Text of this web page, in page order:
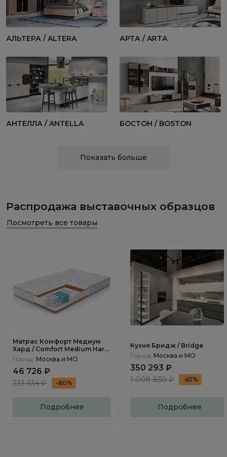
АЛЬТЕРА / ALTERA АРТА / ARTA
АНТЕЛЛА / ANTELLA БОСТОН / BOSTON
Показать больше
Распродажа выставочных образцов
Посмотреть все товары
Матрас Комфорт Медиум
Хард / Comfort Medium Hard
160×200см
Город: Москва и МО
46 726 ₽
233 634 ₽ -80%
Подробнее
Кухня Бридж / Bridge
Город: Москва и МО
350 293 ₽
1 008 830 ₽ -65%
Подробнее